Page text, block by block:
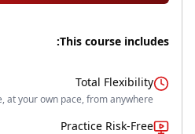
This course includes:
Total Flexibility
at your own pace, from anywhere.
Practice Risk-Free